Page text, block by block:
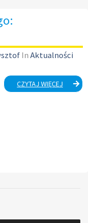
InAktualności
CZYTAJ WIĘCEJ
ROKU